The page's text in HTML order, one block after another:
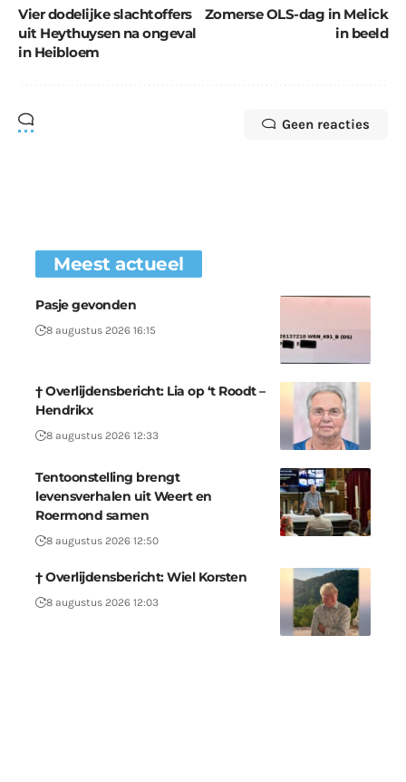
Vier dodelijke slachtoffers
uit Heythuysen na ongeval
in Heibloem
Zomerse OLS-dag in Melick
in beeld
Geen reacties
Meest actueel
Pasje gevonden
8 augustus 2026 16:15
† Overlijdensbericht: Lia op ‘t Roodt –
Hendrikx
8 augustus 2026 12:33
Tentoonstelling brengt
levensverhalen uit Weert en
Roermond samen
8 augustus 2026 12:50
† Overlijdensbericht: Wiel Korsten
8 augustus 2026 12:03